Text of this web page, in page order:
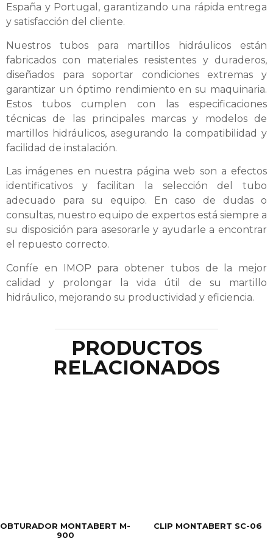
España y Portugal, garantizando una rápida entrega
y satisfacción del cliente.
Nuestros tubos para martillos hidráulicos están
fabricados con materiales resistentes y duraderos,
diseñados para soportar condiciones extremas y
garantizar un óptimo rendimiento en su maquinaria.
Estos tubos cumplen con las especificaciones
técnicas de las principales marcas y modelos de
martillos hidráulicos, asegurando la compatibilidad y
facilidad de instalación.
Las imágenes en nuestra página web son a efectos
identificativos y facilitan la selección del tubo
adecuado para su equipo. En caso de dudas o
consultas, nuestro equipo de expertos está siempre a
su disposición para asesorarle y ayudarle a encontrar
el repuesto correcto.
Confíe en IMOP para obtener tubos de la mejor
calidad y prolongar la vida útil de su martillo
hidráulico, mejorando su productividad y eficiencia.
PRODUCTOS
RELACIONADOS
OBTURADOR MONTABERT M-
900
CLIP MONTABERT SC-06